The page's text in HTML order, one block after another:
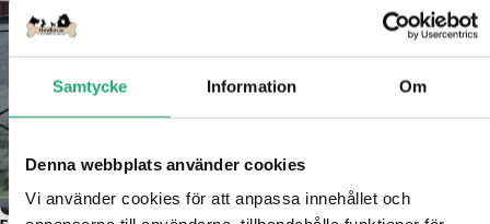
Samtycke Information Om
Denna webbplats använder cookies
Vi använder cookies för att anpassa innehållet och
Vår filosofi är enkel: